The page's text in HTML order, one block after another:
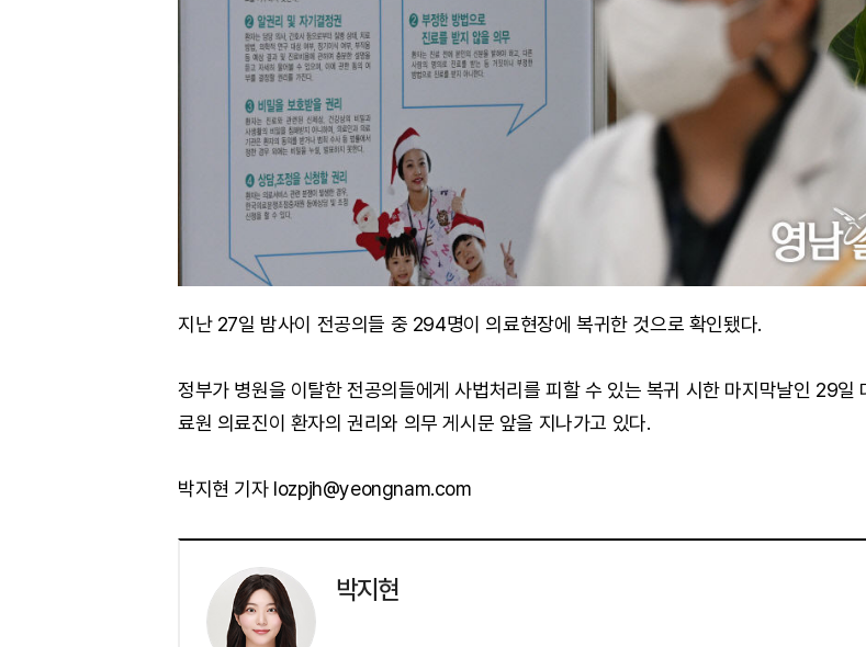
지난 27일 밤사이 전공의들 중 294명이 의료현장에 복귀한 것으로 확인됐다.
정부가 병원을 이탈한 전공의들에게 사법처리를 피할 수 있는 복귀 시한 마지막날인 29일
료원 의료진이 환자의 권리와 의무 게시문 앞을 지나가고 있다.
박지현 기자 lozpjh@yeongnam.com
박지현